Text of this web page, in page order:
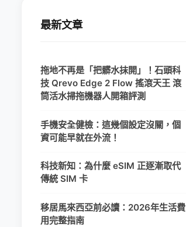
最新文章
拖地不再是「把髒水抹開」！石頭科
技 Qrevo Edge 2 Flow 搖滾天王 滾
筒活水掃拖機器人開箱評測
手機安全健檢：這幾個設定沒關，個
資可能早就在外流！
科技新知：為什麼 eSIM 正逐漸取代
傳統 SIM 卡
移居馬來西亞前必讀：2026年生活費
用完整指南